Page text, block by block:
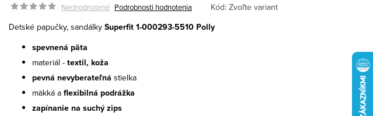
Neohodnotené Podrobnosti hodnotenia Kód: Zvoľte variant
Detské papučky, sandálky Superfit 1-000293-5510 Polly
spevnená päta
materiál - textil, koža
pevná nevyberateľná stielka
mäkká a flexibilná podrážka
zapínanie na suchý zips